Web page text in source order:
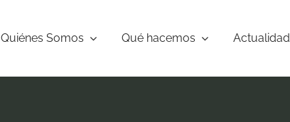
Quiénes Somos Qué hacemos Actualidad